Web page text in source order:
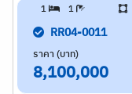
1 1
RR04-0011
ราคา (บาท)
8,100,000